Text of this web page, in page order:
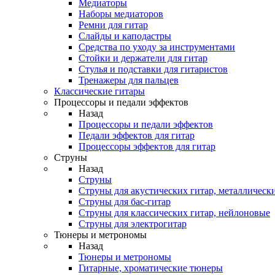
Медиаторы
Наборы медиаторов
Ремни для гитар
Слайды и каподастры
Средства по уходу за инструментами
Стойки и держатели для гитар
Стулья и подставки для гитаристов
Тренажеры для пальцев
Классические гитары
Процессоры и педали эффектов
Назад
Процессоры и педали эффектов
Педали эффектов для гитар
Процессоры эффектов для гитар
Струны
Назад
Струны
Струны для акустических гитар,
Струны для бас-гитар
Струны для классических гитар, нейлоновые
Струны для электрогитар
Тюнеры и метрономы
Назад
Тюнеры и метрономы
Гитарные, хроматические тюнеры